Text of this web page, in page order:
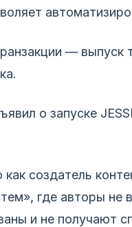
—
о запуске
создатель
где авторы не
и не получают